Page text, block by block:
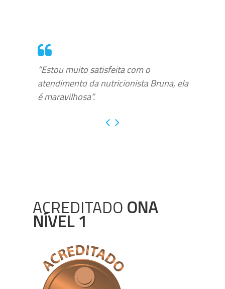
“Estou muito satisfeita com o
atendimento da nutricionista Bruna, ela
é maravilhosa”.
ACREDITADO ONA
NÍVEL 1